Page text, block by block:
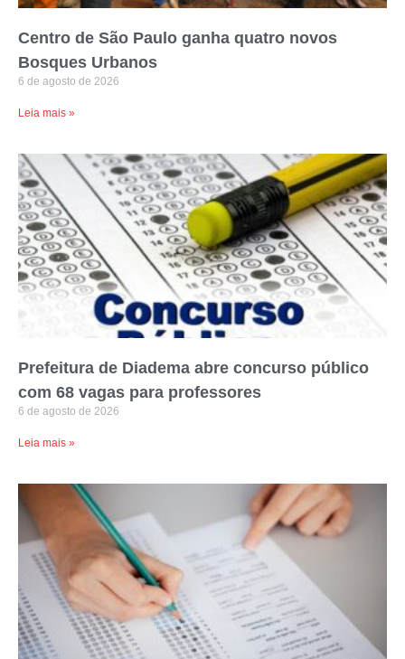
Centro de São Paulo ganha quatro novos
Bosques Urbanos
6 de agosto de 2026
Leia mais »
Prefeitura de Diadema abre concurso público
com 68 vagas para professores
6 de agosto de 2026
Leia mais »